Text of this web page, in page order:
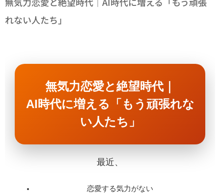
れない人たち」
無気力恋愛と絶望時代｜
AI時代に増える「もう頑張れな
い人たち」
最近、
恋愛する気力がない